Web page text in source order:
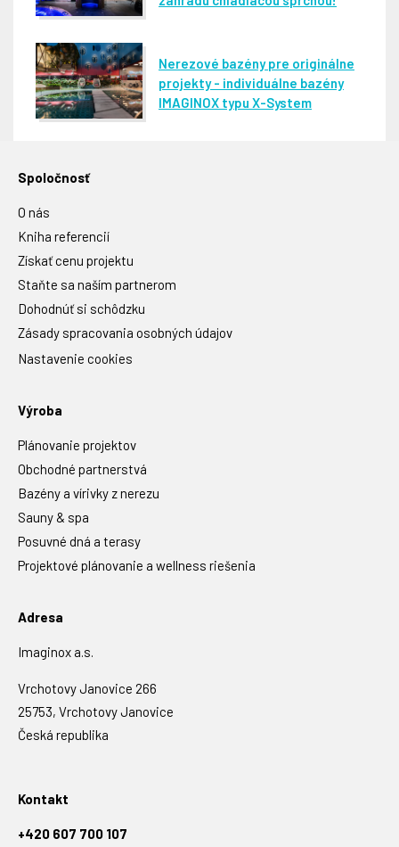
Nerezové bazény pre originálne
projekty - individuálne bazény
IMAGINOX typu X-System
Spoločnosť
O nás
Kniha referencií
Získať cenu projektu
Staňte sa naším partnerom
Dohodnúť si schôdzku
Zásady spracovania osobných údajov
Nastavenie cookies
Výroba
Plánovanie projektov
Obchodné partnerstvá
Bazény a vírivky z nerezu
Sauny & spa
Posuvné dná a terasy
Projektové plánovanie a wellness riešenia
Adresa
Imaginox a.s.
Vrchotovy Janovice 266
25753, Vrchotovy Janovice
Česká republika
Kontakt
+420 607 700 107